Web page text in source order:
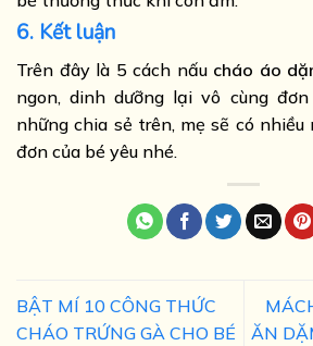
6. Kết luận
Trên đây là 5 cách nấu cháo áo
ngon, dinh dưỡng lại vô cùng
những chia sẻ trên, mẹ sẽ có
đơn của bé yêu nhé.
BẬT MÍ 10 CÔNG THỨC
CHÁO TRỨNG GÀ CHO BÉ
ĂN